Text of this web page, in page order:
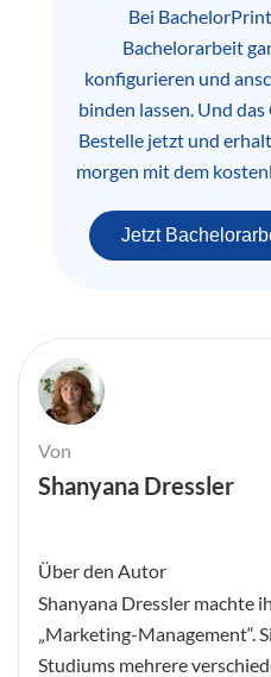
Bei
Bachelorarbeit
konfigurieren und
binden lassen. Und das
Bestelle jetzt und
morgen mit dem
Jetzt
Von
Shanyana Dressler
Über den Autor
Shanyana Dressler machte
„Marketing-Management“.
Studiums mehrere